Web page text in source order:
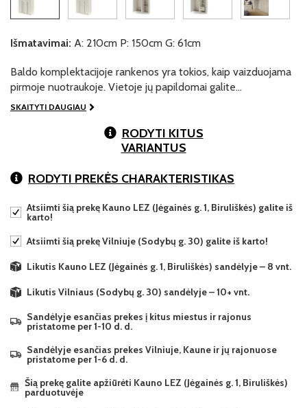
Išmatavimai: A: 210cm P: 150cm G: 61cm
Baldo komplektacijoje rankenos yra tokios, kaip vaizduojama
pirmoje nuotraukoje. Vietoje jų papildomai galite…
SKAITYTI DAUGIAU
RODYTI KITUS
VARIANTUS
RODYTI PREKĖS CHARAKTERISTIKAS
Atsiimti šią prekę Kauno LEZ (Jėgainės g. 1, Biruliškės) galite iš
karto!
Atsiimti šią prekę Vilniuje (Sodybų g. 30) galite iš karto!
Likutis Kauno LEZ (Jėgainės g. 1, Biruliškės) sandėlyje – 8 vnt.
Likutis Vilniaus (Sodybų g. 30) sandėlyje – 10+ vnt.
Sandėlyje esančias prekes į kitus miestus ir rajonus
pristatome per 1-10 d. d.
Sandėlyje esančias prekes Vilniuje, Kaune ir jų rajonuose
pristatome per 1-6 d. d.
Šią prekę galite apžiūrėti Kauno LEZ (Jėgainės g. 1, Biruliškės)
parduotuvėje